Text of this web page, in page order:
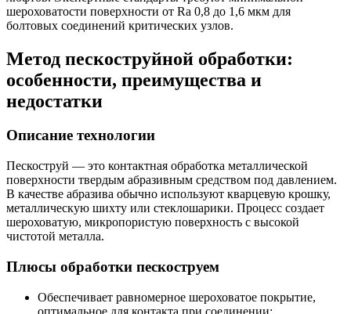
шероховатости поверхности от Ra 0,8 до 1,6 мкм для
болтовых соединений критических узлов.
Метод пескоструйной обработки:
особенности, преимущества и
недостатки
Описание технологии
Пескоструй — это контактная обработка металлической
поверхности твердым абразивным средством под давлением.
В качестве абразива обычно используют кварцевую крошку,
металлическую шихту или стеклошарики. Процесс создает
шероховатую, микропористую поверхность с высокой
чистотой металла.
Плюсы обработки пескоструем
Обеспечивает равномерное шероховатое покрытие,
оптимальное для контакта при соединении;